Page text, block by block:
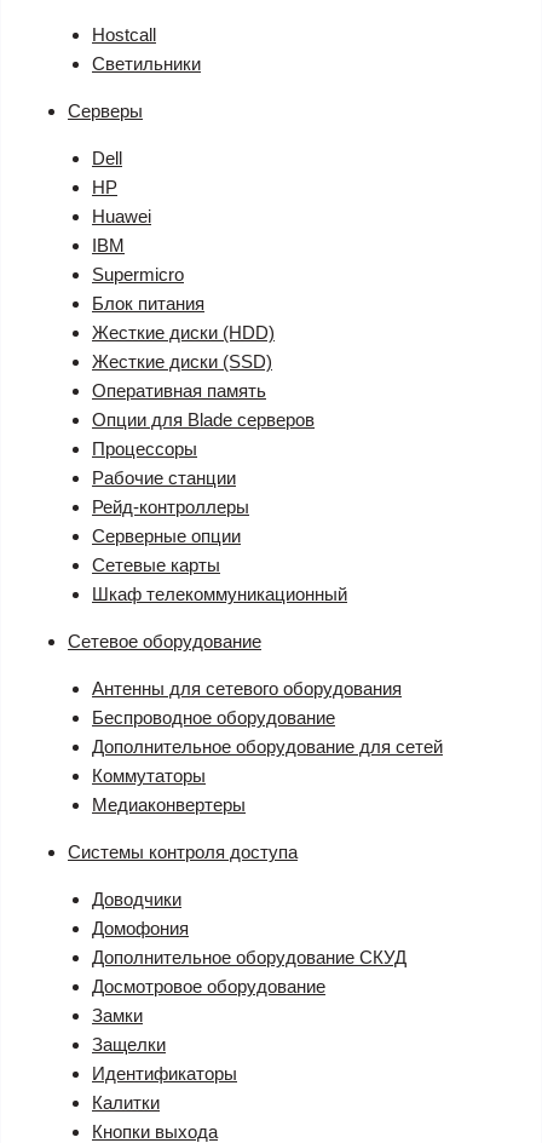
Hostcall
Светильники
Серверы
Dell
HP
Huawei
IBM
Supermicro
Блок питания
Жесткие диски (HDD)
Жесткие диски (SSD)
Оперативная память
Опции для Blade серверов
Процессоры
Рабочие станции
Рейд-контроллеры
Серверные опции
Сетевые карты
Шкаф телекоммуникационный
Сетевое оборудование
Антенны для сетевого оборудования
Беспроводное оборудование
Дополнительное оборудование для сетей
Коммутаторы
Медиаконвертеры
Системы контроля доступа
Доводчики
Домофония
Дополнительное оборудование СКУД
Досмотровое оборудование
Замки
Защелки
Идентификаторы
Калитки
Кнопки выхода